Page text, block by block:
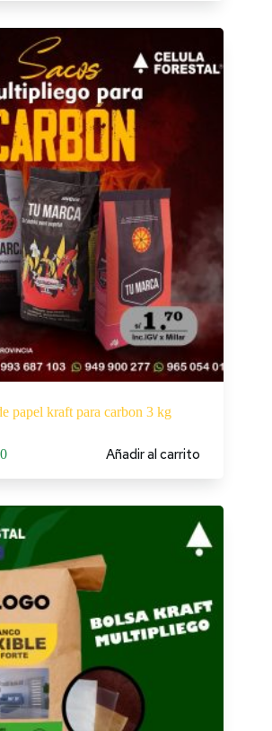
papel kraft para carbon 3 kg
Añadir al carrito